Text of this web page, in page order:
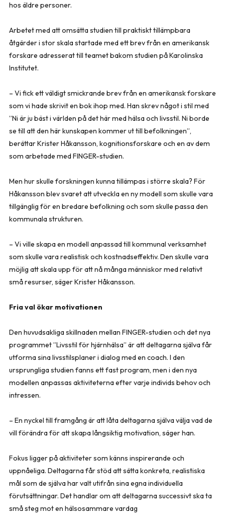
hos äldre personer.
Arbetet med att omsätta studien till praktiskt til­lämpbara
åtgärder i stor skala startade med ett brev från en amerikansk
forskare adresserat till teamet bakom studien på Karolinska
Institutet.
– Vi fick ett väldigt smickrande brev från en amerikansk forskare
som vi hade skrivit en bok ihop med. Han skrev något i stil med
”Ni är ju bäst i världen på det här med hälsa och livsstil. Ni borde
se till att den här kunskapen kommer ut till befolkningen”,
berättar Krister Håkansson, kognitionsforskare och en av dem
som arbetade med FINGER-studien.
Men hur skulle forskningen kunna tillämpas i större skala? För
Håkansson blev svaret att utveckla en ny modell som skulle vara
tillgänglig för en bredare befolkning och som skulle passa den
kommunala strukturen.
– Vi ville skapa en modell anpassad till kommunal verksamhet
som skulle vara realistisk och kostnadseffektiv. Den skulle vara
möjlig att skala upp för att nå många människor med relativt
små resurser, säger Krister Håkansson.
Fria val ökar motivationen
Den huvudsakliga skillnaden mellan FINGER-studien och det nya
programmet ”Livsstil för hjärnhälsa” är att deltagarna själva får
utforma sina livsstilsplaner i dialog med en coach. I den
ursprungliga studien fanns ett fast program, men i den nya
modellen anpassas aktiviteterna efter varje individs behov och
intressen.
– En nyckel till framgång är att låta deltagarna själva välja vad de
vill förändra för att skapa långsiktig motivation, säger han.
Fokus ligger på aktiviteter som känns inspirerande och
uppnåeliga. Deltagarna får stöd att sätta konkreta, realistiska
mål som de själva har valt utifrån sina egna individuella
förutsättningar. Det handlar om att deltagarna successivt ska ta
små steg mot en hälsosammare vardag